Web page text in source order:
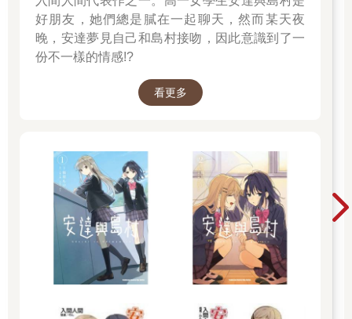
好朋友，她們總是膩在一起聊天，然而某天夜
晚，安達夢見自己和島村接吻，因此意識到了一
份不一樣的情感!?
看更多